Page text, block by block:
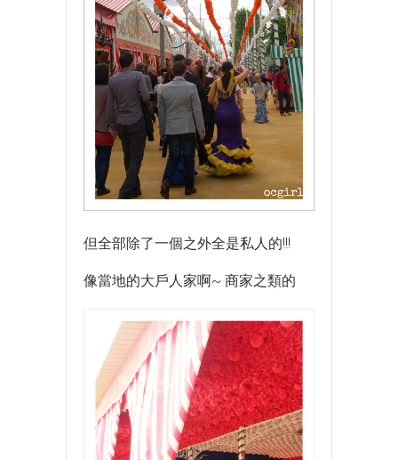
但全部除了一個之外全是私人的!!!
像當地的大戶人家啊~ 商家之類的